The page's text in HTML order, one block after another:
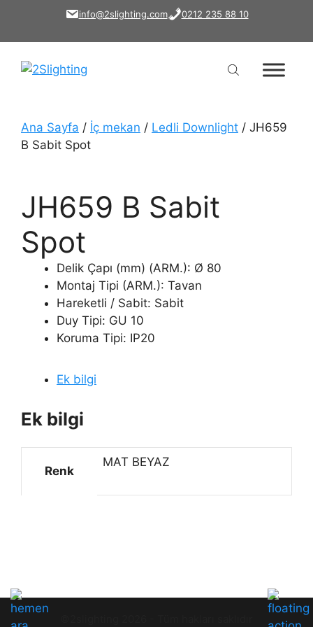
info@2slighting.com 0212 235 88 10
Ana Sayfa / İç mekan / Ledli Downlight / JH659
B Sabit Spot
JH659 B Sabit
Spot
Delik Çapı (mm) (ARM.): Ø 80
Montaj Tipi (ARM.): Tavan
Hareketli / Sabit: Sabit
Duy Tipi: GU 10
Koruma Tipi: IP20
Ek bilgi
Ek bilgi
Renk
MAT BEYAZ